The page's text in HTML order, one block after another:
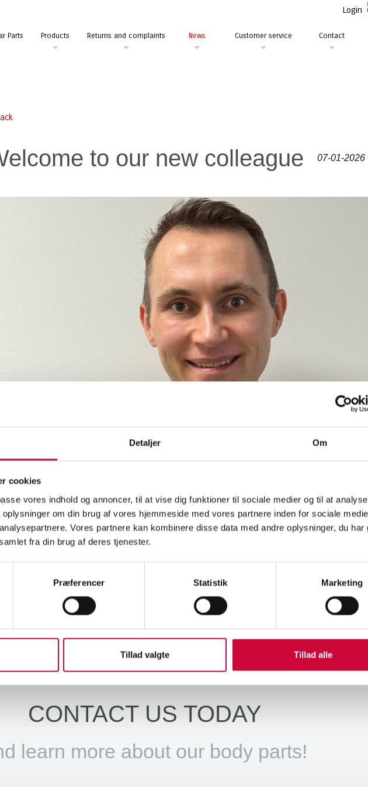
Detaljer Om
cookies
vores indhold og annoncer, til at vise dig funktioner til sociale medier og til at
om din brug af vores hjemmeside med vores partnere inden for sociale
Vores partnere kan kombinere disse data med andre oplysninger, du har
fra din brug af deres tjenester.
Præferencer Statistik Marketing
Tillad valgte Tillad alle
Login
Parts Products Returns and complaints News Customer service Contact
to our new colleague 07-01-2026
have hired Lars Grevlund as Business Analyst.
as a finance assistant at Aalborg University and as a data coordinator at Sanistål.
Lars will play a central role in decisions related to pricing and sales initiatives.
tasks, he will analyze market and sales data, work with sales optimization, and evaluate data.
CONTACT US TODAY
learn more about our body parts!